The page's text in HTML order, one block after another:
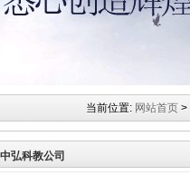
当前位置: 网站首页 >
弘科教公司